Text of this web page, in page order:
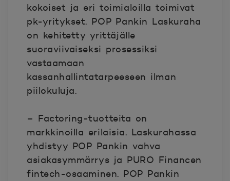
kokoiset ja eri toimialoilla toimivat
pk-yritykset. POP Pankin Laskuraha
on kehitetty yrittäjälle
suoraviivaiseksi prosessiksi
vastaamaan
kassanhallintatarpeeseen ilman
piilokuluja.
– Factoring-tuotteita on
markkinoilla erilaisia. Laskurahassa
yhdistyy POP Pankin vahva
asiakasymmärrys ja PURO Financen
fintech-osaaminen. POP Pankin